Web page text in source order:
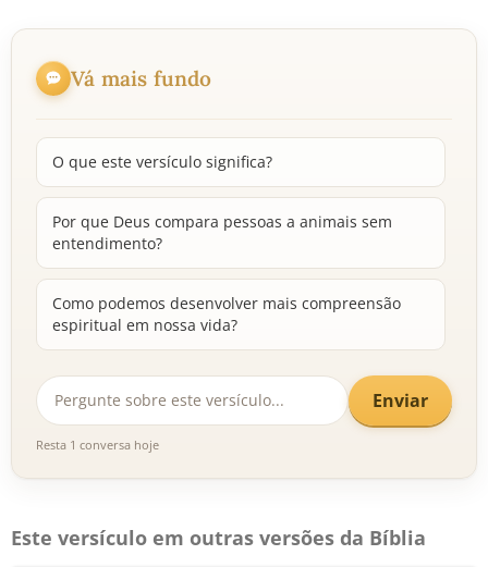
Vá mais fundo
O que este versículo significa?
Por que Deus compara pessoas a animais sem
entendimento?
Como podemos desenvolver mais compreensão
espiritual em nossa vida?
Enviar
Resta 1 conversa hoje
Este versículo em outras versões da Bíblia